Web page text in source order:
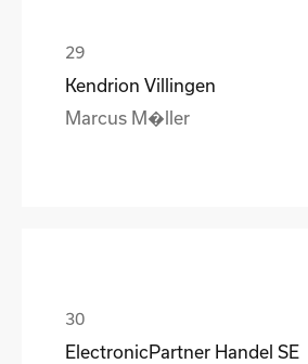
Kendrion Villingen
Marcus M�ller
ElectronicPartner Handel SE